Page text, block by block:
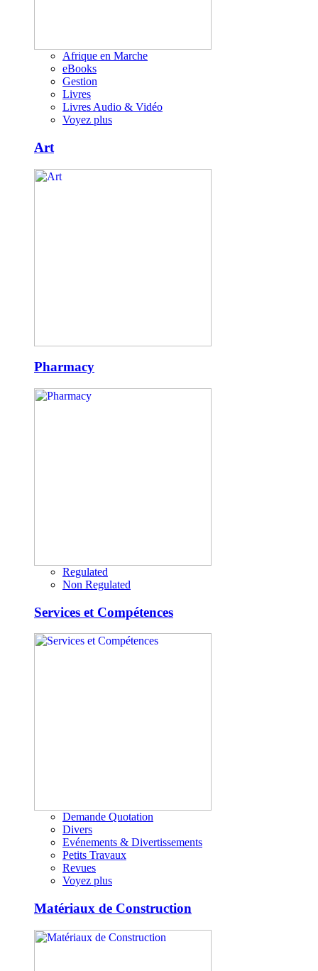
Afrique en Marche
eBooks
Gestion
Livres
Livres Audio & Vidéo
Voyez plus
Art
Pharmacy
Regulated
Non Regulated
Services et Compétences
Demande Quotation
Divers
Evénements & Divertissements
Petits Travaux
Revues
Voyez plus
Matériaux de Construction